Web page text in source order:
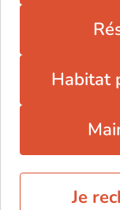
Autres villes du
Cessy
Habitat
Je